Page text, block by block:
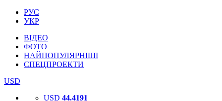
РУС
УКР
ВІДЕО
ФОТО
НАЙПОПУЛЯРНІШІ
СПЕЦПРОЕКТИ
USD
USD 44.4191